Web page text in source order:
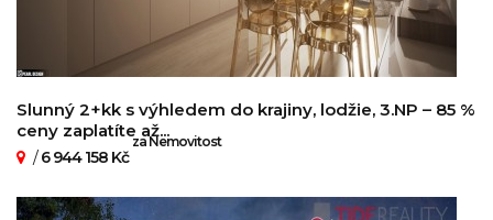
Slunný 2+kk s výhledem do krajiny, lodžie, 3.NP – 85 %
ceny zaplatíte až...
/6 944 158 Kč
za Nemovitost